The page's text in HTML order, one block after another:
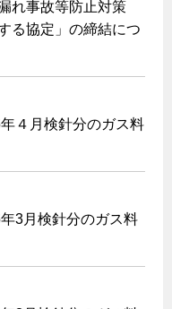
れ事故等防止対策
る協定」の締結につ
４月検針分のガス料
3月検針分のガス料